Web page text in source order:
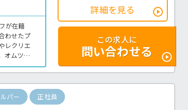
が在籍
わせたプ
レクリエ
オムツ交
。利用者
の環境で
立しなが
般で
詳細を見る
この求人に
問い合わせる
パー 正社員